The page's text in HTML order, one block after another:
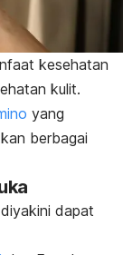
kesehatan
kulit.
yang
berbagai
dapat